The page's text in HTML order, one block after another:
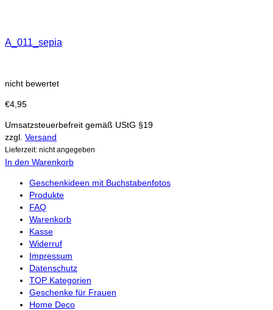
A_011_sepia
nicht bewertet
€4,95
Umsatzsteuerbefreit gemäß UStG §19
zzgl. Versand
Lieferzeit: nicht angegeben
In den Warenkorb
Geschenkideen mit Buchstabenfotos
Produkte
FAQ
Warenkorb
Kasse
Widerruf
Impressum
Datenschutz
TOP Kategorien
Geschenke für Frauen
Home Deco